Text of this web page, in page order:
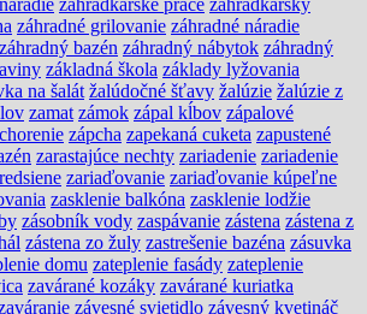
záhradné grilovanie záhradné náradie
záhradný bazén záhradný nábytok záhradný
základná škola základy lyžovania
na šalát žalúdočné šťavy žalúzie žalúzie z
zamat zámok zápal kĺbov zápalové
zápcha zapekaná cuketa zapustené
zarastajúce nechty zariadenie zariadenie
zariaďovanie zariaďovanie kúpeľne
zasklenie balkóna zasklenie lodžie
zásobník vody zaspávanie zástena zástena z
zástena zo žuly zastrešenie bazéna zásuvka
domu zateplenie fasády zateplenie
zavárané kozáky zavárané kuriatka
závesné svietidlo závesný kvetináč